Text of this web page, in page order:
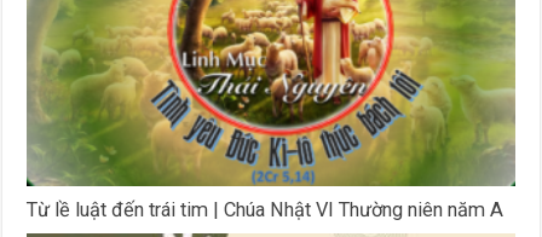
Từ lề luật đến trái tim | Chúa Nhật VI Thường niên năm A